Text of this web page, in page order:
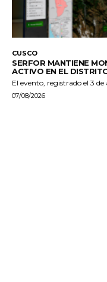
CUSCO
SERFOR MANTIENE
ACTIVO EN EL
El evento, registrado el 3
07/08/2026